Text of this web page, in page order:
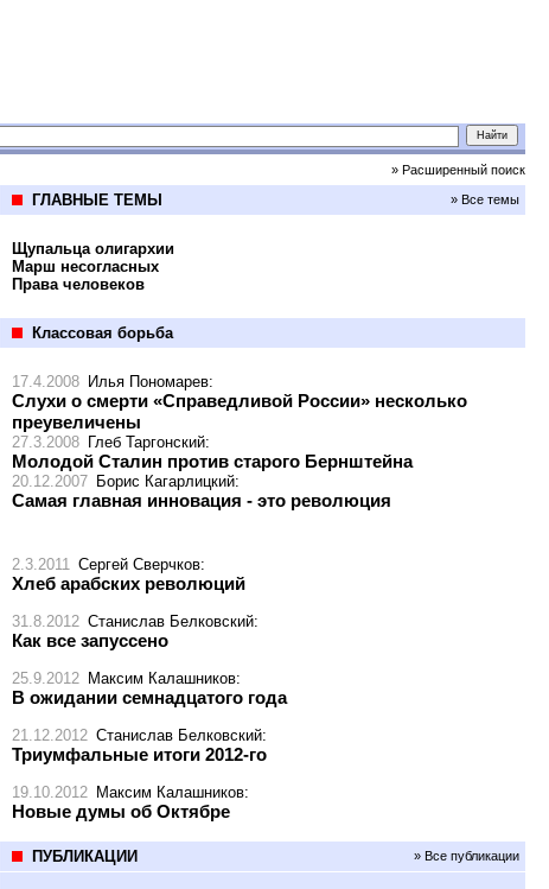
» Расширенный поиск
ГЛАВНЫЕ ТЕМЫ » Все темы
Щупальца олигархии
Марш несогласных
Права человеков
Классовая борьба
17.4.2008 Илья Пономарев:
Слухи о смерти «Справедливой России» несколько
преувеличены
27.3.2008 Глеб Таргонский:
Молодой Сталин против старого Бернштейна
20.12.2007 Борис Кагарлицкий:
Самая главная инновация - это революция
2.3.2011 Сергей Сверчков:
Хлеб арабских революций
31.8.2012 Станислав Белковский:
Как все запуссено
25.9.2012 Максим Калашников:
В ожидании семнадцатого года
21.12.2012 Станислав Белковский:
Триумфальные итоги 2012-го
19.10.2012 Максим Калашников:
Новые думы об Октябре
ПУБЛИКАЦИИ » Все публикации